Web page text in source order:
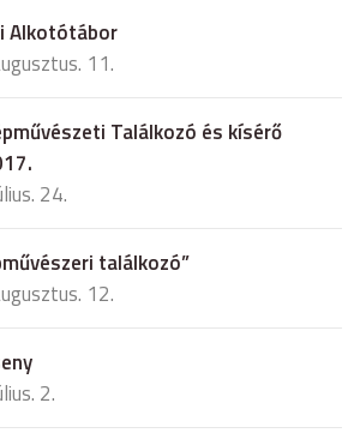
Alkotótábor
11.
Találkozó és kísérő
24.
találkozó”
12.
2.